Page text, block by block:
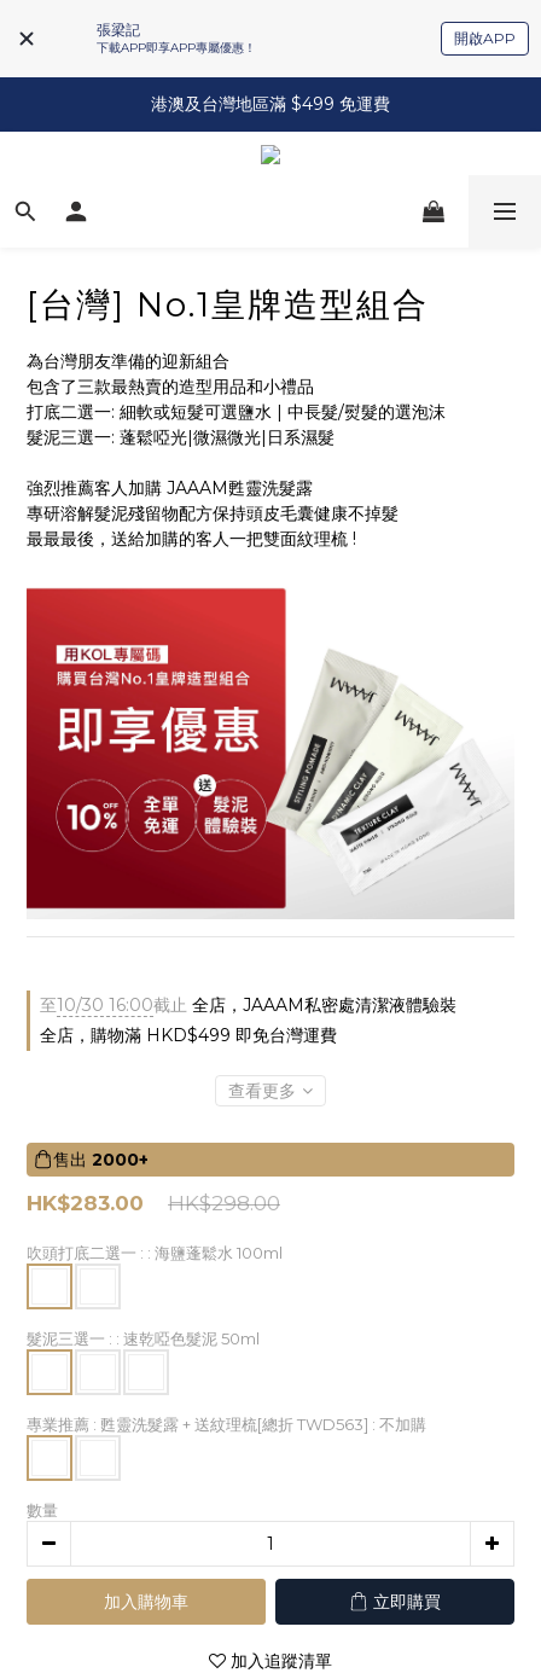
張梁記
下載APP即享APP專屬優惠！
開啟APP
港澳及台灣地區滿 $499 免運費
[台灣] No.1皇牌造型組合
為台灣朋友準備的迎新組合
包含了三款最熱賣的造型用品和小禮品
打底二選一: 細軟或短髮可選鹽水 | 中長髮/熨髮的選泡沫
髮泥三選一: 蓬鬆啞光|微濕微光|日系濕髮
強烈推薦客人加購 JAAAM甦靈洗髮露
專研溶解髮泥殘留物配方保持頭皮毛囊健康不掉髮
最最最後，送給加購的客人一把雙面紋理梳 !
至10/30 16:00截止 全店，JAAAM私密處清潔液體驗裝
全店，購物滿 HKD$499 即免台灣運費
查看更多
售出 2000+
HK$298.00
HK$283.00
吹頭打底二選一 : : 海鹽蓬鬆水 100ml
髮泥三選一 : : 速乾啞色髮泥 50ml
專業推薦 : 甦靈洗髮露 + 送紋理梳[總折 TWD563] : 不加購
數量
加入購物車 立即購買
加入追蹤清單